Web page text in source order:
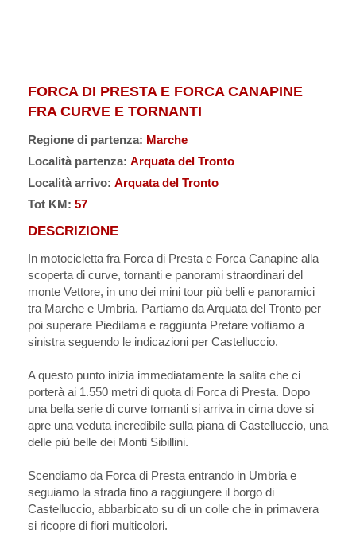
FORCA DI PRESTA E FORCA CANAPINE
FRA CURVE E TORNANTI
Regione di partenza: Marche
Località partenza: Arquata del Tronto
Località arrivo: Arquata del Tronto
Tot KM: 57
DESCRIZIONE
In motocicletta fra Forca di Presta e Forca Canapine alla
scoperta di curve, tornanti e panorami straordinari del
monte Vettore, in uno dei mini tour più belli e panoramici
tra Marche e Umbria. Partiamo da Arquata del Tronto per
poi superare Piedilama e raggiunta Pretare voltiamo a
sinistra seguendo le indicazioni per Castelluccio.
A questo punto inizia immediatamente la salita che ci
porterà ai 1.550 metri di quota di Forca di Presta. Dopo
una bella serie di curve tornanti si arriva in cima dove si
apre una veduta incredibile sulla piana di Castelluccio, una
delle più belle dei Monti Sibillini.
Scendiamo da Forca di Presta entrando in Umbria e
seguiamo la strada fino a raggiungere il borgo di
Castelluccio, abbarbicato su di un colle che in primavera
si ricopre di fiori multicolori.